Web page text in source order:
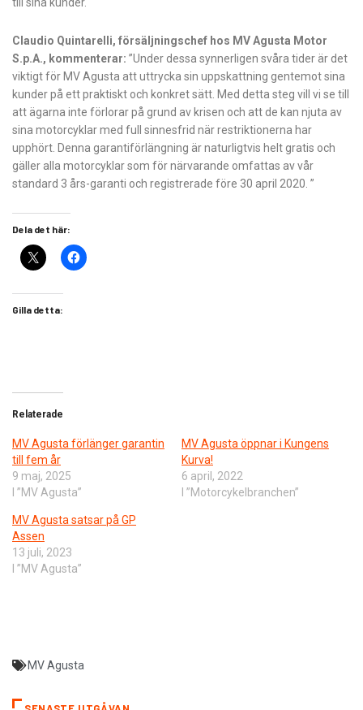
Claudio Quintarelli, försäljningschef hos MV Agusta Motor
S.p.A., kommenterar: ”Under dessa synnerligen svåra tider är det
viktigt för MV Agusta att uttrycka sin uppskattning gentemot sina
kunder på ett praktiskt och konkret sätt. Med detta steg vill vi se till
att ägarna inte förlorar på grund av krisen och att de kan njuta av
sina motorcyklar med full sinnesfrid när restriktionerna har
upphört. Denna garantiförlängning är naturligtvis helt gratis och
gäller alla motorcyklar som för närvarande omfattas av vår
standard 3 års-garanti och registrerade före 30 april 2020. ”
Dela det här:
Gilla detta:
Relaterade
MV Agusta förlänger garantin
till fem år
9 maj, 2025
I ”MV Agusta”
MV Agusta öppnar i Kungens
Kurva!
6 april, 2022
I ”Motorcykelbranchen”
MV Agusta satsar på GP
Assen
13 juli, 2023
I ”MV Agusta”
MV Agusta